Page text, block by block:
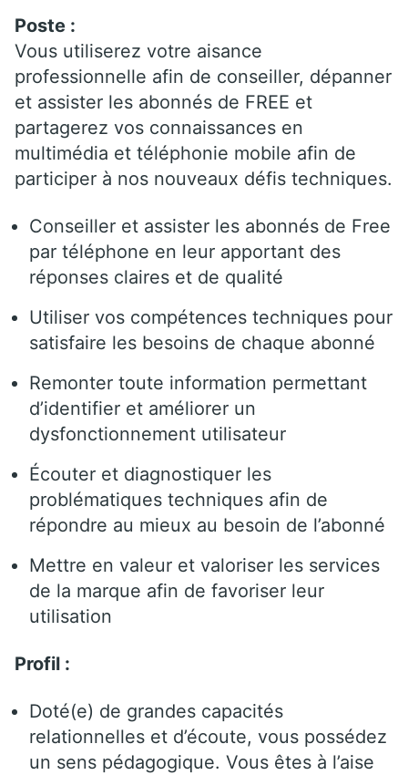
Poste :
Vous utiliserez votre aisance
professionnelle afin de conseiller, dépanner
et assister les abonnés de FREE et
partagerez vos connaissances en
multimédia et téléphonie mobile afin de
participer à nos nouveaux défis techniques.
Conseiller et assister les abonnés de Free
par téléphone en leur apportant des
réponses claires et de qualité
Utiliser vos compétences techniques pour
satisfaire les besoins de chaque abonné
Remonter toute information permettant
d’identifier et améliorer un
dysfonctionnement utilisateur
Écouter et diagnostiquer les
problématiques techniques afin de
répondre au mieux au besoin de l’abonné
Mettre en valeur et valoriser les services
de la marque afin de favoriser leur
utilisation
Profil :
Doté(e) de grandes capacités
relationnelles et d’écoute, vous possédez
un sens pédagogique. Vous êtes à l’aise